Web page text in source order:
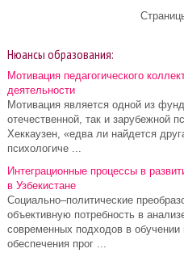
Нюансы образования:
Мотивация педагогического
деятельности
Мотивация является одной из
отечественной, так и зарубежной
Хеккаузен, «едва ли найдется
психологиче ...
Интеграционные процессы в
в Узбекистане
Социально–политические
объективную потребность в
современных подходов в
обеспечения прог ...